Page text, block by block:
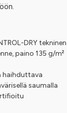
DRY
paino 135 g/m²
haihduttava
saumalla